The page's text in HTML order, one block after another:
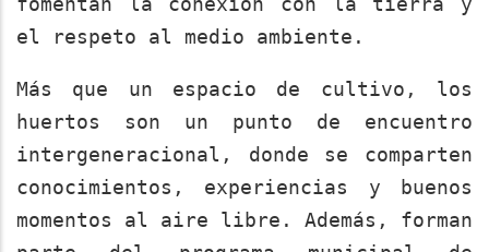
el respeto al medio ambiente.
Más que un espacio de cultivo, los
huertos son un punto de encuentro
intergeneracional, donde se comparten
conocimientos, experiencias y buenos
momentos al aire libre. Además, forman